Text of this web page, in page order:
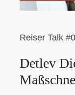
Reiser Talk
Detlev